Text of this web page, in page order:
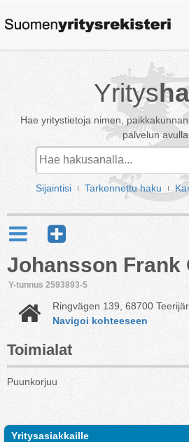
Yritys
Hae yritystietoja nimen,
palvelun
Sijaintisi Tarkennettu haku
Johansson Frank
Y-tunnus 2593893-5
Ringvägen 139, 68700
Navigoi kohteeseen
Toimialat
Puunkorjuu
Yritysasiakkaille